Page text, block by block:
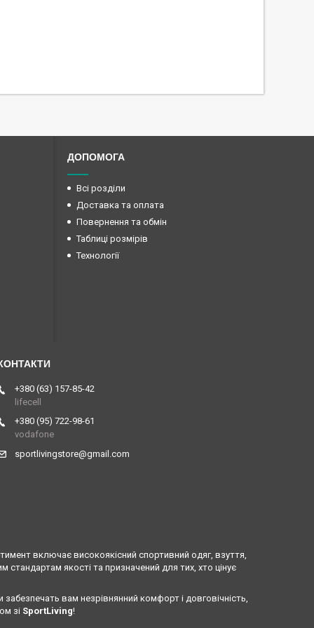
ДОПОМОГА
Всі розділи
Доставка та оплата
Повернення та обмін
Таблиці розмірів
Технології
+380 (63) 157-85-42
lifecell
+380 (95) 722-98-61
vodafone
sportlivingstore@gmail.com
включає високоякісний спортивний одяг, взуття,
якості та призначений для тих, хто цінує
вам незрівнянний комфорт і довговічність,
зі SportLiving!